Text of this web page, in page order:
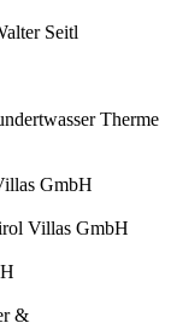
Seitl
Therme
GmbH
Villas GmbH
&